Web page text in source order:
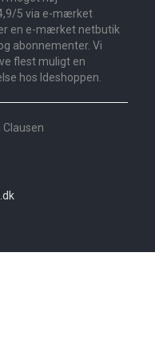
5 via e-mærket
en e-mærket netbutik
abonnementer. Vi
flest muligt en
hos Ideshoppen.